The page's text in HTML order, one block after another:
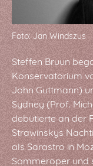
Foto: Jan Windszus
Steffen Bruun
Konservatorium
John Guttmann)
Sydney (Prof.
debütierte an der
Strawinskys
als Sarastro in
Sommeroper und